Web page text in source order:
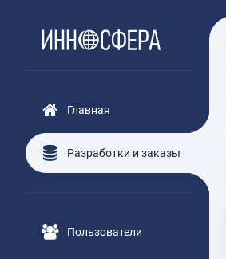
Главная
Разработки и заказы
Пользователи